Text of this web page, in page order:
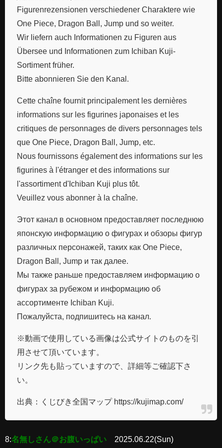
Figurenrezensionen verschiedener Charaktere wie
One Piece, Dragon Ball, Jump und so weiter.
Wir liefern auch Informationen zu Figuren aus
Übersee und Informationen zum Ichiban Kuji-
Sortiment früher.
Bitte abonnieren Sie den Kanal.
Cette chaîne fournit principalement les dernières
informations sur les figurines japonaises et les
critiques de personnages de divers personnages tels
que One Piece, Dragon Ball, Jump, etc.
Nous fournissons également des informations sur les
figurines à l'étranger et des informations sur
l'assortiment d'Ichiban Kuji plus tôt.
Veuillez vous abonner à la chaîne.
Этот канал в основном предоставляет последнюю
японскую информацию о фигурах и обзоры фигур
различных персонажей, таких как One Piece,
Dragon Ball, Jump и так далее.
Мы также раньше предоставляем информацию о
фигурах за рубежом и информацию об
ассортименте Ichiban Kuji.
Пожалуйста, подпишитесь на канал.
※動画で使用している画像は公式サイトのものを引
用させて頂いています。
リンク先も貼っていますので、詳細等ご確認下さ
い。
出典：くじびき全国マップ https://kujimap.com/
8:名無しさん＠お腹いっぱい
2025.06.22(Sun)